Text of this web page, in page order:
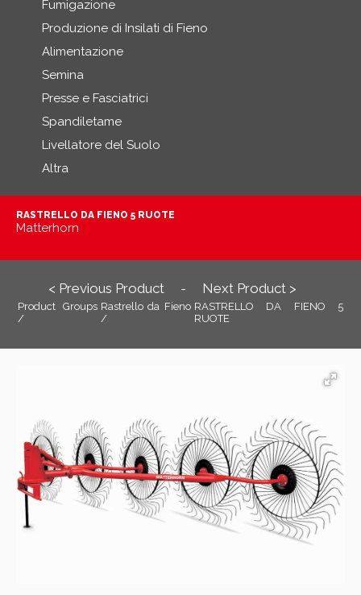
Fumigazione
Produzione di Insilati di Fieno
Alimentazione
Semina
Presse e Fasciatrici
Spandiletame
Livellatore del Suolo
Altra
RASTRELLO DA FIENO 5 RUOTE
Matterhorn
< Previous Product - Next Product >
Product Groups
/
Rastrello da Fieno
/
RASTRELLO DA FIENO 5
RUOTE